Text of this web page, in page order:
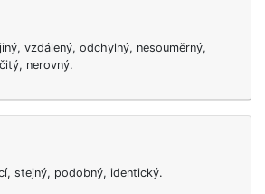
vzdálený, odchylný, nesouměrný,
nerovný.
stejný, podobný, identický.